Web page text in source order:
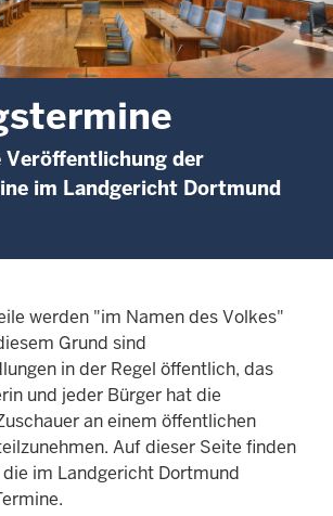
Veröffentlichung der
im Landgericht Dortmund
werden "im Namen des Volkes"
Grund sind
in der Regel öffentlich, das
und jeder Bürger hat die
an einem öffentlichen
Auf dieser Seite finden
im Landgericht Dortmund